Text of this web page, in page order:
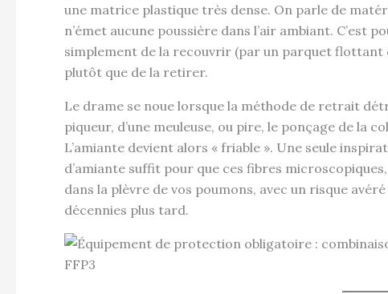
une matrice plastique très dense. On parle de
n’émet aucune poussière dans l’air ambiant.
simplement de la recouvrir (par un parquet flottant
plutôt que de la retirer.
Le drame se noue lorsque la méthode de retrait
piqueur, d’une meuleuse, ou pire, le ponçage de la
L’amiante devient alors « friable ». Une seule
d’amiante suffit pour que ces fibres
dans la plèvre de vos poumons, avec un risque
décennies plus tard.